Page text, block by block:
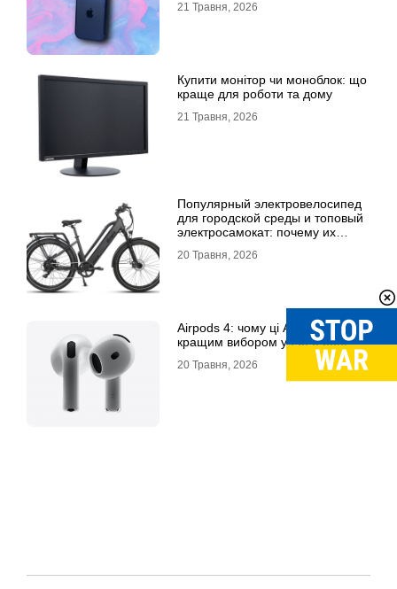
21 Травня, 2026
Купити монітор чи моноблок: що
краще для роботи та дому
21 Травня, 2026
Популярный электровелосипед
для городской среды и топовый
электросамокат: почему их
20 Травня, 2026
Airpods 4: чому ці Airpods стали
кращим вибором у 2026 році
20 Травня, 2026